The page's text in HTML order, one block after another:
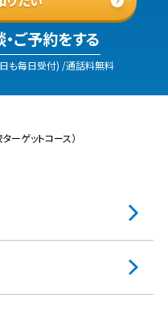
ご予約をする
日も毎日受付) /通話料無料
ーゲットコース）